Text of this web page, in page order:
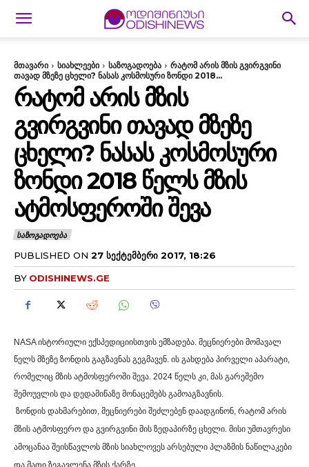
მთავარი სიახლეები საზოგადოება
რატომ არის მზის გვირგვინი
თავად მზეზე ცხელი? ნასას კოსმოსური ზონდი 2018...
ᲠᲐᲢᲝᲛ ᲐᲠᲘᲡ ᲛᲖᲘᲡ
ᲒᲕᲘᲠᲒᲕᲘᲜᲘ ᲗᲐᲕᲐᲓ ᲛᲖᲔᲖᲔ
ᲪᲮᲔᲚᲘ? ᲜᲐᲡᲐᲡ ᲙᲝᲡᲛᲝᲡᲣᲠᲘ
ᲖᲝᲜᲓᲘ 2018 ᲬᲔᲚᲡ ᲛᲖᲘᲡ
ᲐᲢᲛᲝᲡᲤᲔᲠᲝᲨᲘ ᲨᲔᲕᲐ
ᲡᲐᲖᲝᲒᲐᲓᲝᲔᲑᲐ
PUBLISHED ON 27 ᲡᲔᲥᲢᲔᲛᲑᲔᲠᲘ 2017, 18:26
BY ODISHINEWS.GE
NASAისტორიული ექსპედიციისთვის ემზადება მეცნიერები მომავალ
წელს მზეზე ზონდის გაგზავნას გეგმავენ ის გახდება პირველი აპარატი
რომელიც მზის ატმოსფეროში შევა . 2024 წელს კი მას გარეშემო
შემოუვლის და დედამიწაზე მონაცემებს გამოაგზავნის
ზონდის დახმარებით მეცნიერები შეძლებენ დაადგინონ რატომ არის
მზის ატმოსფერო და გვირგვინი მის ზედაპირზე ცხელი მისი უმთავრესი
ამოცანაა შეისწავლოს მზის სიახლოვეს არსებული პლაზმის ნაწილაკები
და მათი ზეგავლენა მზის ქარზე